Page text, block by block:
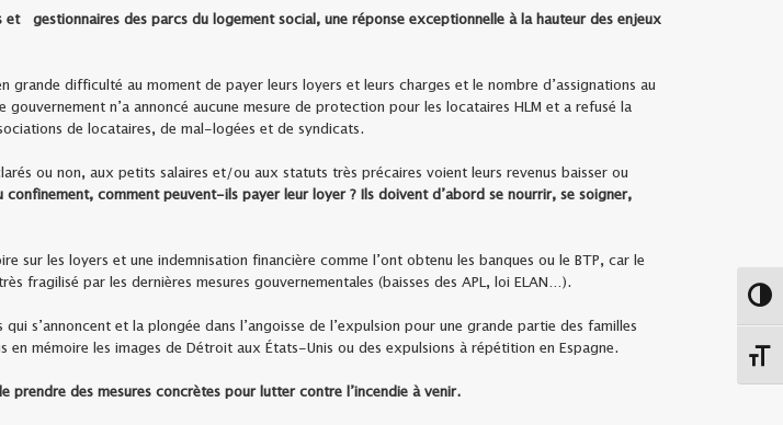
gestionnaires des parcs du logement social, une réponse exceptionnelle à la hauteur des enjeux
difficulté au moment de payer leurs loyers et leurs charges et le nombre d’assignations au
n’a annoncé aucune mesure de protection pour les locataires HLM et a refusé la
de locataires, de mal-logées et de syndicats.
ou non, aux petits salaires et/ou aux statuts très précaires voient leurs revenus baisser ou
confinement, comment peuvent-ils payer leur loyer ? Ils doivent d’abord se nourrir, se soigner,
sur les loyers et une indemnisation financière comme l’ont obtenu les banques ou le BTP, car le
fragilisé par les dernières mesures gouvernementales (baisses des APL, loi ELAN…).
s’annoncent et la plongée dans l’angoisse de l’expulsion pour une grande partie des familles
mémoire les images de Détroit aux États-Unis ou des expulsions à répétition en Espagne.
prendre des mesures concrètes pour lutter contre l’incendie à venir.